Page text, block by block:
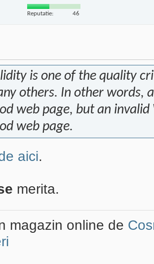
Reputatie: 46
is one of the quality
others. In other words,
web page, but an
web page.
aici.
merita.
magazin online de